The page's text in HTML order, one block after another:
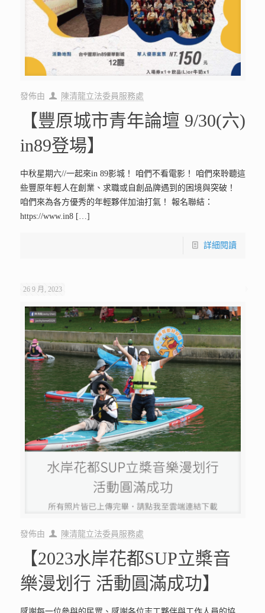
發佈由 陳清龍立法委員服務處
【豐原城市青年論壇 9/30(六)
in89登場】
中秋星期六//一起來in 89影城！ 咱們不看電影！ 咱們來聆聽這
些豐原年輕人在創業、求職或自創品牌遇到的困境與突破！
咱們來為各方優秀的年輕夥伴加油打氣！ 報名聯結：
https://www.in8[…]
詳細閱讀
26 9 月, 2023
發佈由 陳清龍立法委員服務處
【2023水岸花都SUP立槳音
樂漫划行 活動圓滿成功】